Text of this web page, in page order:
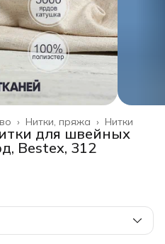
Нитки
Нитки, пряжа ›
›
для швейных
Bestex, 312